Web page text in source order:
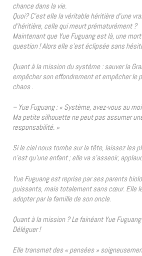
chance dans la vie.
Quoi? C’est elle la véritable héritière d’une
d’héritière, celle qui meurt prématurément ?
Maintenant que Yue Fuguang est là, une
question ! Alors elle s’est éclipsée sans
Quant à la mission du système : sauver la
empêcher son effondrement et empêcher le
chaos .
– Yue Fuguang : « Système, avez-vous au
Ma petite silhouette ne peut pas assumer
responsabilité. »
Si le ciel nous tombe sur la tête, laissez les
n’est qu’une enfant ; elle va s’asseoir,
Yue Fuguang est reprise par ses parents
puissants, mais totalement sans cœur. Elle
adopter par la famille de son oncle.
Quant à la mission ? Le fainéant Yue
Déléguer !
Elle transmet des « pensées »